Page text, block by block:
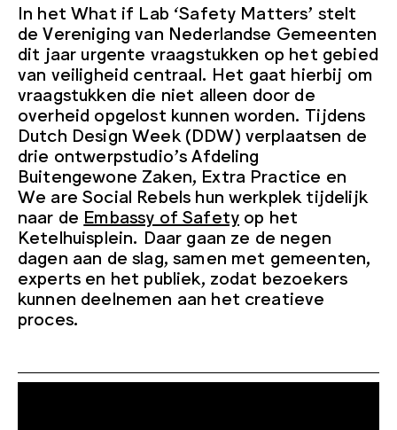
In het What if Lab ‘Safety Matters’ stelt
de Vereniging van Nederlandse Gemeenten
dit jaar urgente vraagstukken op het gebied
van veiligheid centraal. Het gaat hierbij om
vraagstukken die niet alleen door de
overheid opgelost kunnen worden. Tijdens
Dutch Design Week (DDW) verplaatsen de
drie ontwerpstudio’s Afdeling
Buitengewone Zaken, Extra Practice en
We are Social Rebels hun werkplek tijdelijk
naar de Embassy of Safety op het
Ketelhuisplein. Daar gaan ze de negen
dagen aan de slag, samen met gemeenten,
experts en het publiek, zodat bezoekers
kunnen deelnemen aan het creatieve
proces.